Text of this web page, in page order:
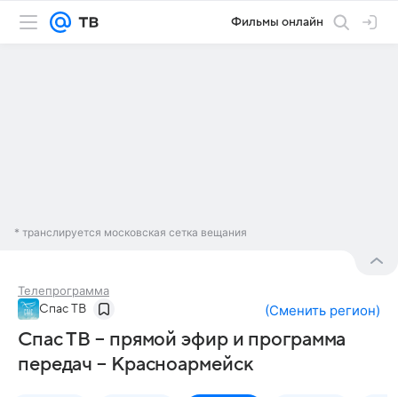
Фильмы онлайн
* транслируется московская сетка вещания
Телепрограмма
Спас ТВ (Сменить регион)
Спас ТВ – прямой эфир и программа
передач – Красноармейск